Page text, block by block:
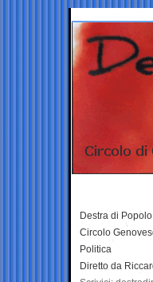
Destra di
Circolo
Politica
Diretto da